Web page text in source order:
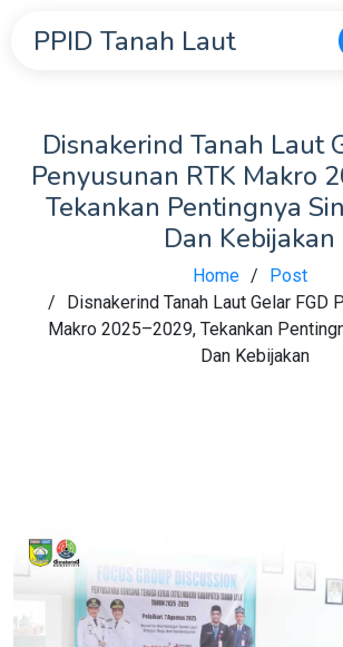
PPID Tanah Laut
Disnakerind Tanah Laut
Penyusunan RTK Makro
Tekankan Pentingnya
Dan Kebijakan
Home
Post
Disnakerind Tanah Laut Gelar FGD
Makro 2025–2029, Tekankan
Dan Kebijakan